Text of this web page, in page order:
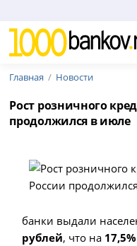
Главная Новости
Рост розничного
продолжился в июле
банки выдали
рублей, что на